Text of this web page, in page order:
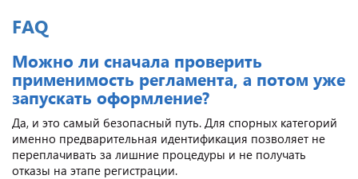
FAQ
Можно ли сначала проверить
применимость регламента, а потом уже
запускать оформление?
Да, и это самый безопасный путь. Для спорных категорий
именно предварительная идентификация позволяет не
переплачивать за лишние процедуры и не получать
отказы на этапе регистрации.